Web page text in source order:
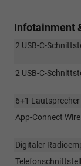
Infotainment
2 USB-C-
2 USB-C-
6+1 Lautsprecher
App-Connect
Digitaler